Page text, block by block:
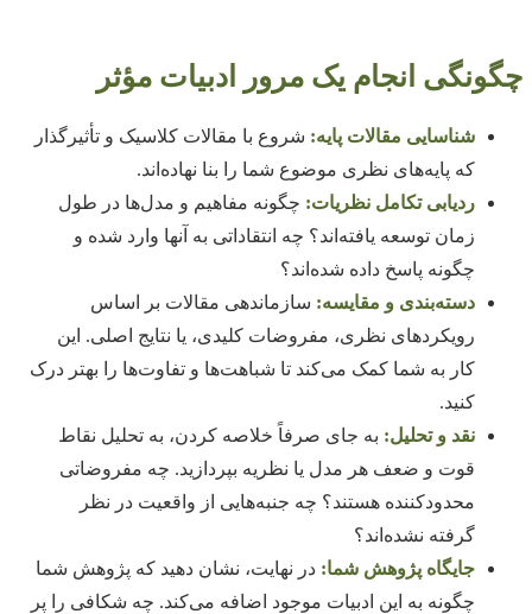
چگونگی انجام یک مرور ادبیات مؤثر
شناسایی مقالات پایه: شروع با مقالات کلاسیک و تأثیرگذار
که پایه‌های نظری موضوع شما را بنا نهاده‌اند.
ردیابی تکامل نظریات: چگونه مفاهیم و مدل‌ها در طول
زمان توسعه یافته‌اند؟ چه انتقاداتی به آنها وارد شده و
چگونه پاسخ داده شده‌اند؟
دسته‌بندی و مقایسه: سازماندهی مقالات بر اساس
رویکردهای نظری، مفروضات کلیدی، یا نتایج اصلی. این
کار به شما کمک می‌کند تا شباهت‌ها و تفاوت‌ها را بهتر درک
کنید.
نقد و تحلیل: به جای صرفاً خلاصه کردن، به تحلیل نقاط
قوت و ضعف هر مدل یا نظریه بپردازید. چه مفروضاتی
محدودکننده هستند؟ چه جنبه‌هایی از واقعیت در نظر
گرفته نشده‌اند؟
جایگاه پژوهش شما: در نهایت، نشان دهید که پژوهش شما
چگونه به این ادبیات موجود اضافه می‌کند. چه شکافی را پر